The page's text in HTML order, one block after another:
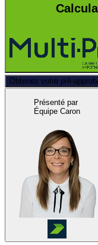
Obtenez votre pré-
Présenté par
Équipe Caron